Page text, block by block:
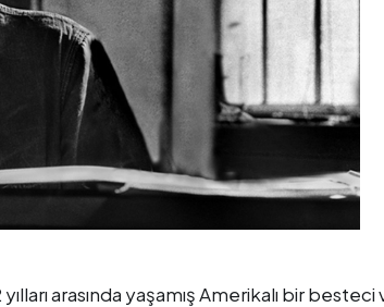
arasında yaşamış Amerikalı bir besteci